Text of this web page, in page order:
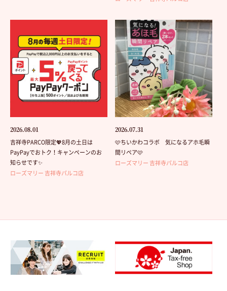
2026.08.01
吉祥寺PARCO限定💖8月の土日は
PayPayでおトク！キャンペーンのお
知らせです✨
ローズマリー 吉祥寺パルコ店
2026.07.31
🩷ちいかわコラボ 気になるアホ毛瞬
間リペア🩷
ローズマリー 吉祥寺パルコ店